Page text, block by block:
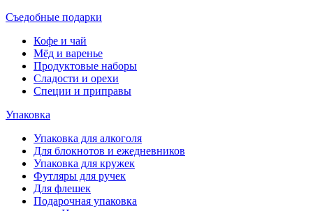
Съедобные подарки
Кофе и чай
Мёд и варенье
Продуктовые наборы
Сладости и орехи
Специи и приправы
Упаковка
Упаковка для алкоголя
Для блокнотов и ежедневников
Упаковка для кружек
Футляры для ручек
Для флешек
Подарочная упаковка